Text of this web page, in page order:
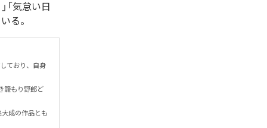
「気怠い日
る。
ており、自身
籠もり野郎ど
大成の作品とも